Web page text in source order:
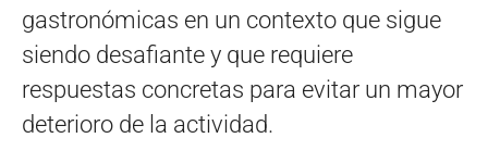
gastronómicas en un contexto que sigue
siendo desafiante y que requiere
respuestas concretas para evitar un mayor
deterioro de la actividad.